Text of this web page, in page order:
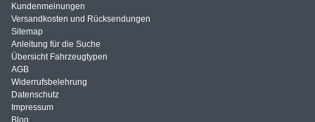
Kundenmeinungen
Versandkosten und Rücksendungen
Sitemap
Anleitung für die Suche
Übersicht Fahrzeugtypen
AGB
Widerrufsbelehrung
Datenschutz
Impressum
Blog